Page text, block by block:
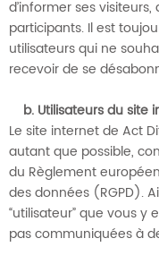
d’informer ses
participants. Il est
utilisateurs qui ne
recevoir de se
b. Utilisateurs du site
Le site internet de Act
autant que possible,
du Règlement
des données (RGPD).
“utilisateur” que vous y
pas communiquées à